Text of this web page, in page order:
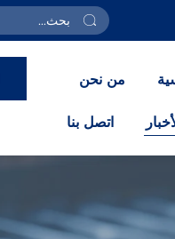
من نحن
اتصل بنا